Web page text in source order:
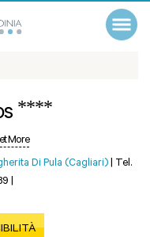
****
More
Di Pula (Cagliari) | Tel.
|